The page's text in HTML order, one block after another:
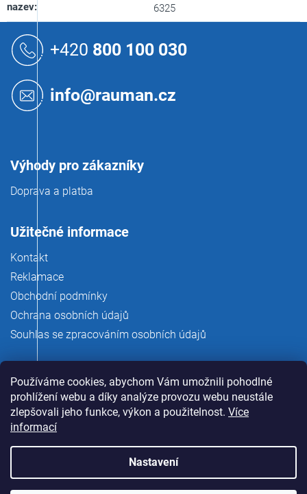
Používáme cookies, abychom Vám umožnili pohodlné
prohlížení webu a díky analýze provozu webu neustále
zlepšovali jeho funkce, výkon a použitelnost. Více
informací
Nastavení
nazev: 6325
+420 800 100 030
info@rauman.cz
Výhody pro zákazníky
Doprava a platba
Užitečné informace
Kontakt
Reklamace
Obchodní podmínky
Ochrana osobních údajů
Souhlas se zpracováním osobních údajů
Copyright 2026rauman.cz. Všechna práva vyhrazena.